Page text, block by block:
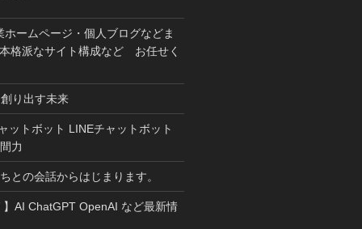
ホームページ・個人ブログなどま
格派なサイト構成など お任せく
り出す未来
ットボット LINEチャットボット
力
の会話からはじまります。
】AI ChatGPT OpenAI など最新情